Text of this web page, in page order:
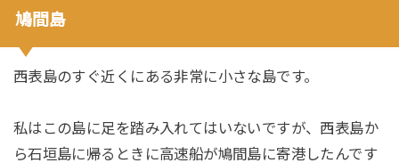
鳩間島
西表島のすぐ近くにある非常に小さな島です。
私はこの島に足を踏み入れてはいないですが、西表島か
ら石垣島に帰るときに高速船が鳩間島に寄港したんです